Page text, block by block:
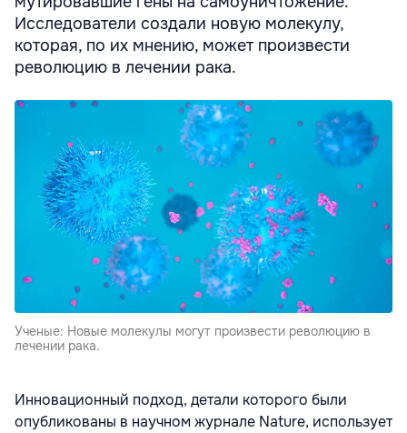
Исследователи создали новую молекулу,
которая, по их мнению, может произвести
революцию в лечении рака.
Ученые: Новые молекулы могут произвести революцию в
лечении рака.
Инновационный подход, детали которого были
опубликованы в научном журнале Nature, использует